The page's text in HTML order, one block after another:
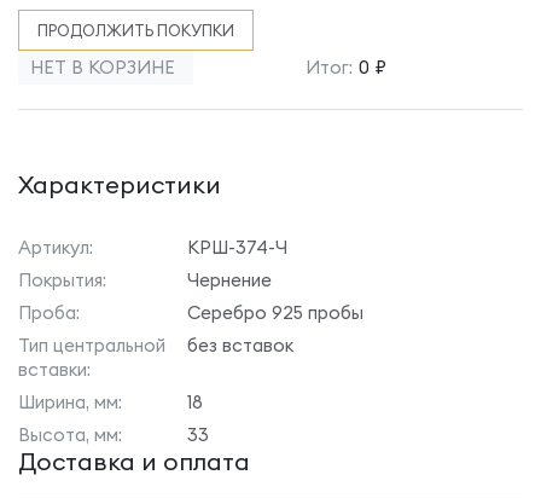
ПРОДОЛЖИТЬ ПОКУПКИ
НЕТ В КОРЗИНЕ Итог: 0 ₽
Характеристики
Артикул:
КРШ-374-Ч
Покрытия:
Чернение
Проба:
Серебро 925 пробы
Тип центральной
вставки:
без вставок
Ширина, мм:
18
Высота, мм:
33
Доставка и оплата